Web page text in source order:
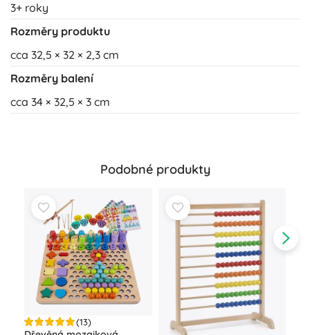
3+ roky
Rozměry produktu
cca 32,5 × 32 × 2,3 cm
Rozměry balení
cca 34 × 32,5 × 3 cm
Podobné produkty
(13)